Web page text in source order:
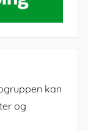
kan
og